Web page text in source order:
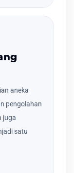
aneka
pengolahan
juga
satu